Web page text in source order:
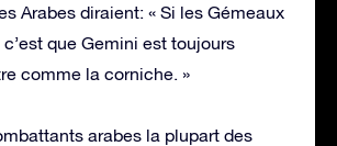
Arabes diraient: « Si les Gémeaux
que Gemini est toujours
comme la corniche. »
arabes la plupart des